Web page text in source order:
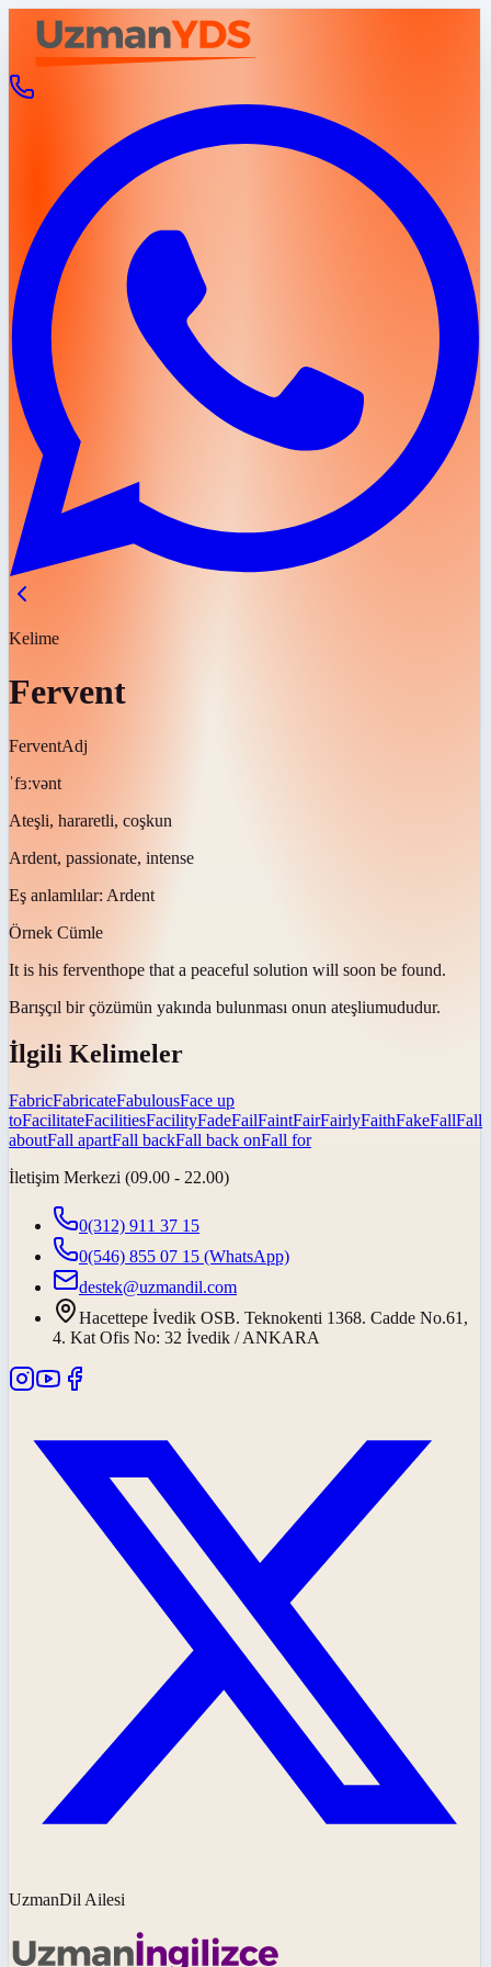
Kelime
Fervent
FerventAdj
ˈfɜːvənt
Ateşli, hararetli, coşkun
Ardent, passionate, intense
Eş anlamlılar: Ardent
Örnek Cümle
It is his ferventhope that a peaceful solution will soon be found.
Barışçıl bir çözümün yakında bulunması onun ateşliumududur.
İlgili Kelimeler
FabricFabricateFabulousFace up
toFacilitateFacilitiesFacilityFadeFailFaintFairFairlyFaithFakeFallFall
aboutFall apartFall backFall back onFall for
İletişim Merkezi (09.00 - 22.00)
0(312) 911 37 15
0(546) 855 07 15 (WhatsApp)
destek@uzmandil.com
Hacettepe İvedik OSB. Teknokenti 1368. Cadde No.61,
4. Kat Ofis No: 32 İvedik / ANKARA
UzmanDil Ailesi